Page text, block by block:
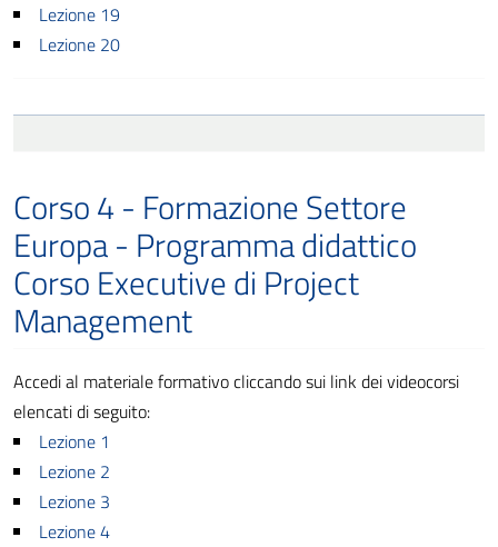
Lezione 19
Lezione 20
Corso 4 - Formazione Settore
Europa - Programma didattico
Corso Executive di Project
Management
Accedi al materiale formativo cliccando sui link dei videocorsi
elencati di seguito:
Lezione 1
Lezione 2
Lezione 3
Lezione 4